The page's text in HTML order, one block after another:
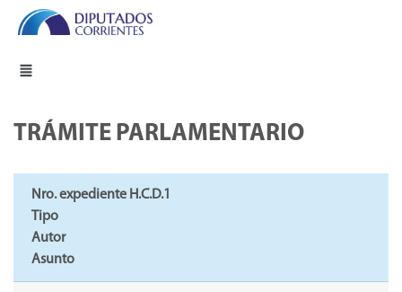
TRÁMITE PARLAMENTARIO
Nro. expediente H.C.D.1
Tipo
Autor
Asunto